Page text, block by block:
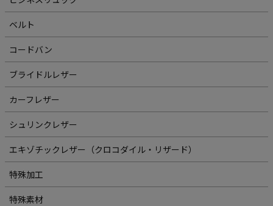
ベルト
コードバン
ブライドルレザー
カーフレザー
シュリンクレザー
エキゾチックレザー（クロコダイル・リザード）
特殊加工
特殊素材